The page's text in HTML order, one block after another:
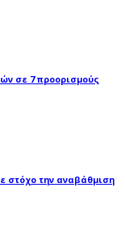
σε 7 προορισμούς
στόχο την αναβάθμιση